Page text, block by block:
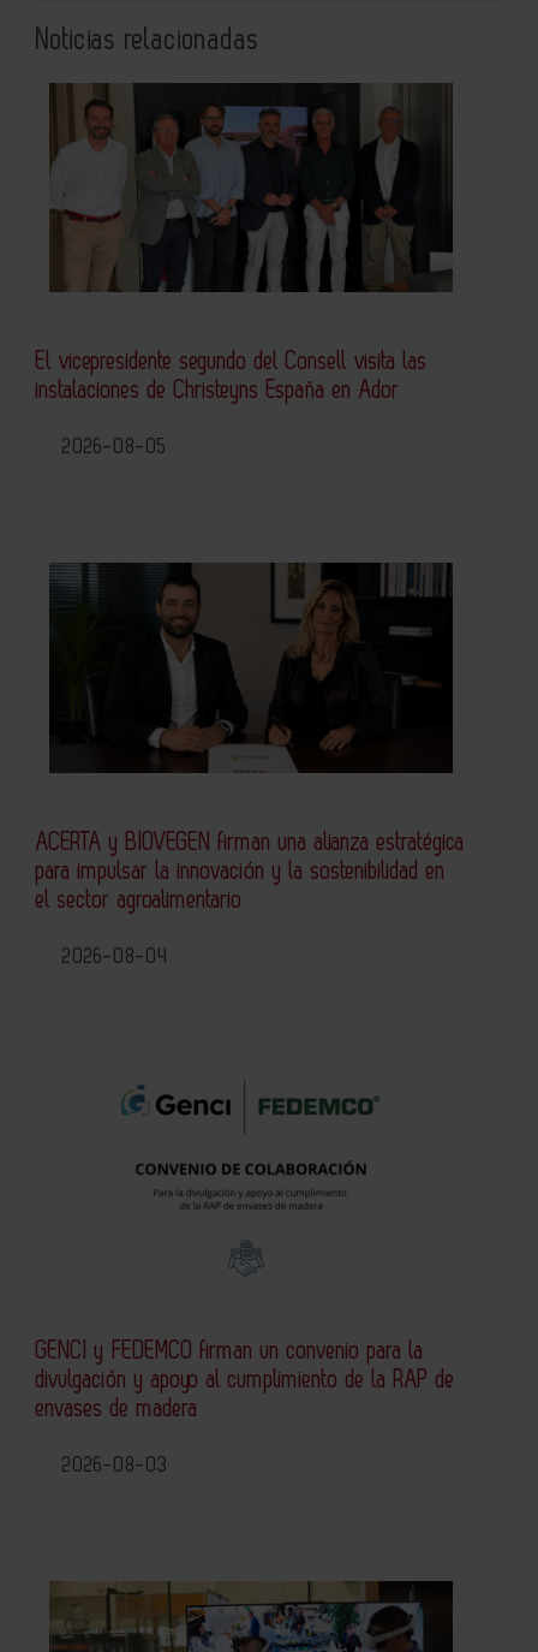
Noticias relacionadas
El vicepresidente segundo del Consell visita las
instalaciones de Christeyns España en Ador
2026-08-05
ACERTA y BIOVEGEN firman una alianza estratégica
para impulsar la innovación y la sostenibilidad en
el sector agroalimentario
2026-08-04
GENCI y FEDEMCO firman un convenio para la
divulgación y apoyo al cumplimiento de la RAP de
envases de madera
2026-08-03